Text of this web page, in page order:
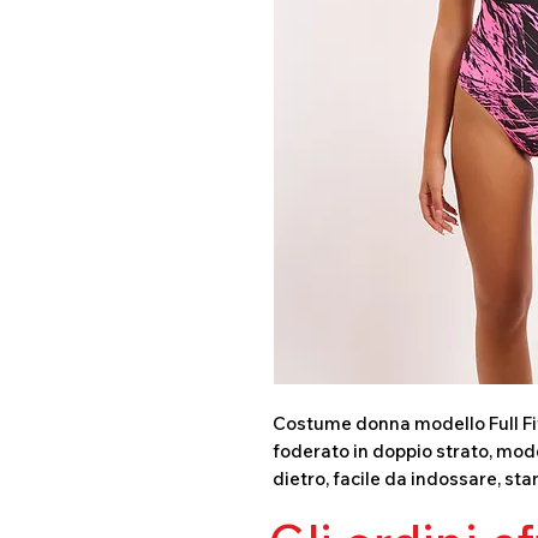
Costume donna modello Full
foderato in doppio strato,
dietro, facile da indossare,